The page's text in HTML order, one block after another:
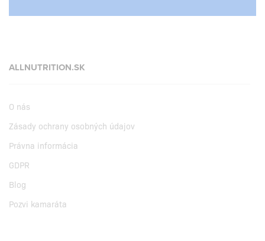
ALLNUTRITION.SK
O nás
Zásady ochrany osobných údajov
Právna informácia
GDPR
Blog
Pozvi kamaráta